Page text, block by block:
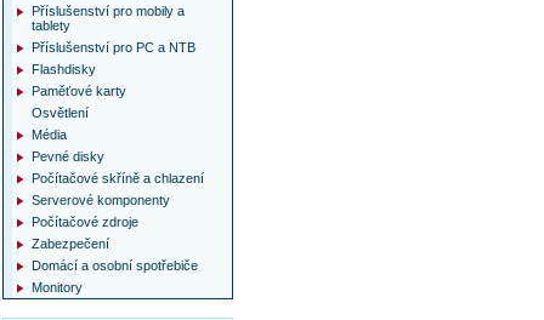
Příslušenství pro mobily a
tablety
Příslušenství pro PC a NTB
Flashdisky
Paměťové karty
Osvětlení
Média
Pevné disky
Počítačové skříně a chlazení
Serverové komponenty
Počítačové zdroje
Zabezpečení
Domácí a osobní spotřebiče
Monitory